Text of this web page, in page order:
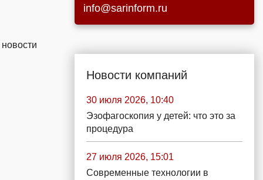
info@sarinform.ru
Новости компаний
30 июля 2026, 10:40
Эзофагоскопия у детей: что это за
процедура
27 июля 2026, 15:01
Современные технологии в